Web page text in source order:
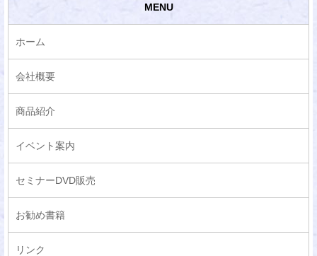
MENU
ホーム
会社概要
商品紹介
イベント案内
セミナーDVD販売
お勧め書籍
リンク